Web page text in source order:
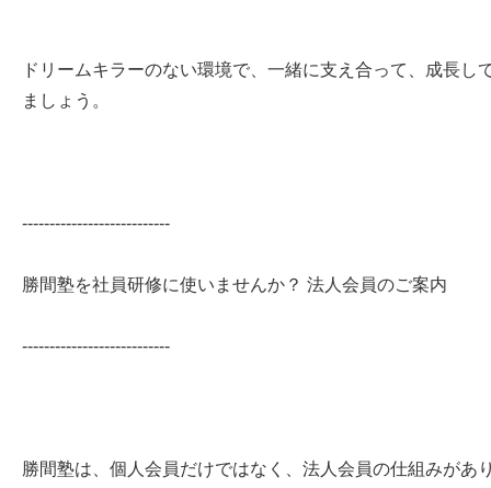
ドリームキラーのない環境で、一緒に支え合って、成長し
ましょう。
---------------------------
勝間塾を社員研修に使いませんか？ 法人会員のご案内
---------------------------
勝間塾は、個人会員だけではなく、法人会員の仕組みがあ